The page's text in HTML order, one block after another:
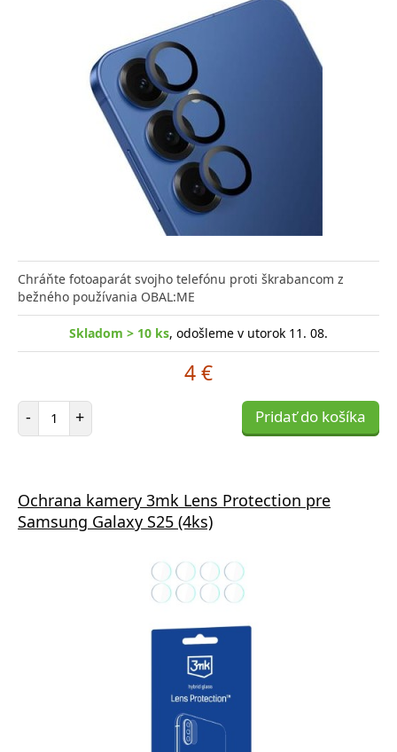
Chráňte fotoaparát svojho telefónu proti škrabancom z
bežného používania OBAL:ME
Skladom > 10 ks, odošleme v utorok 11. 08.
4 €
- Počet položiek
+ Pridať do košíka
Ochrana kamery 3mk Lens Protection pre
Samsung Galaxy S25 (4ks)